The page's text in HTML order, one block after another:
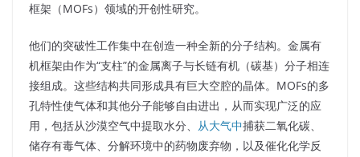
框架（MOFs）领域的开创性研究。
他们的突破性工作集中在创造一种全新的分子结构。金属有
机框架由作为“支柱”的金属离子与长链有机（碳基）分子相连
接组成。这些结构共同形成具有巨大空腔的晶体。MOFs的多
孔特性使气体和其他分子能够自由进出，从而实现广泛的应
用，包括从沙漠空气中提取水分、 从大气中捕获二氧化碳、
储存有毒气体、分解环境中的药物废弃物，以及催化化学反